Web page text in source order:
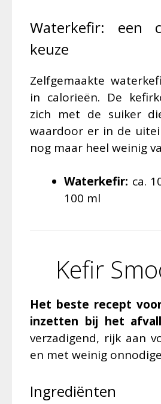
Waterkefir: een
keuze
Zelfgemaakte
in calorieën. De
zich met de suiker
waardoor er in de
nog maar heel weinig
Waterkefir: ca.
100 ml
Kefir
Het beste recept
inzetten bij het
verzadigend, rijk aan
en met weinig
Ingrediënten